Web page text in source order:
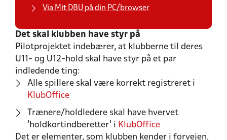
Via Mit DBU på din PC/browser
Det skal klubben have styr på
Pilotprojektet indebærer, at klubberne til deres
U11- og U12-hold skal have styr på et par
indledende ting:
Alle spillere skal være korrekt registreret i
KlubOffice
Trænere/holdledere skal have hvervet
'holdkortindberetter' i KlubOffice
Det er elementer, som klubben kender i forvejen,